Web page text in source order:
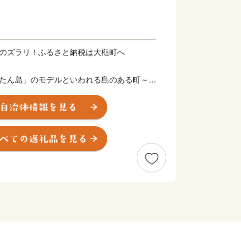
ズラリ！ふるさと納税は大槌町へ
ん島」のモデルといわれる島のある町～
ある大槌町は、古くから漁業が盛んな港町
上する鮭はとくに有名です。また「ひょっ
デルともいわれる愛らしい佇まいの「蓬莱
人気の観光名所となっています。2011年
中心部を含む広範囲が被災し甚大な被害を
支援をいただきながら、復興へ向けてしっ